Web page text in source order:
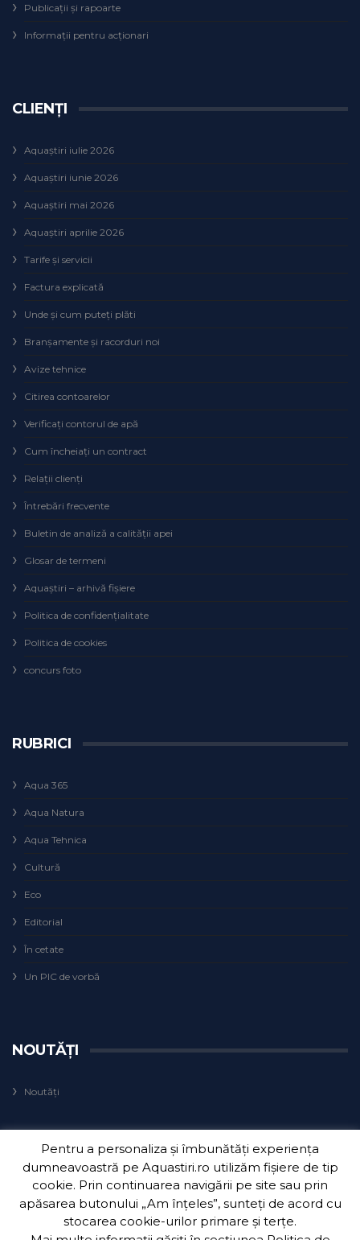
Publicații și rapoarte
Informații pentru acționari
CLIENȚI
Aquaștiri iulie 2026
Aquaștiri iunie 2026
Aquaștiri mai 2026
Aquaștiri aprilie 2026
Tarife și servicii
Factura explicată
Unde și cum puteţi plăti
Branșamente și racorduri noi
Avize tehnice
Citirea contoarelor
Verificaţi contorul de apă
Cum încheiaţi un contract
Relaţii clienţi
Întrebări frecvente
Buletin de analiză a calităţii apei
Glosar de termeni
Aquaștiri – arhivă fișiere
Politica de confidențialitate
Politica de cookies
concurs foto
RUBRICI
Aqua 365
Aqua Natura
Aqua Tehnica
Cultură
Eco
Editorial
În cetate
Un PIC de vorbă
NOUTĂȚI
Noutăți
Copyright 2018 Aquatim S.A.| Dezvoltat de 3Waves Net
Pentru a personaliza și îmbunătăți experiența
dumneavoastră pe Aquastiri.ro utilizăm fișiere de tip
cookie. Prin continuarea navigării pe site sau prin
apăsarea butonului „Am înțeles”, sunteți de acord cu
stocarea cookie-urilor primare și terțe.